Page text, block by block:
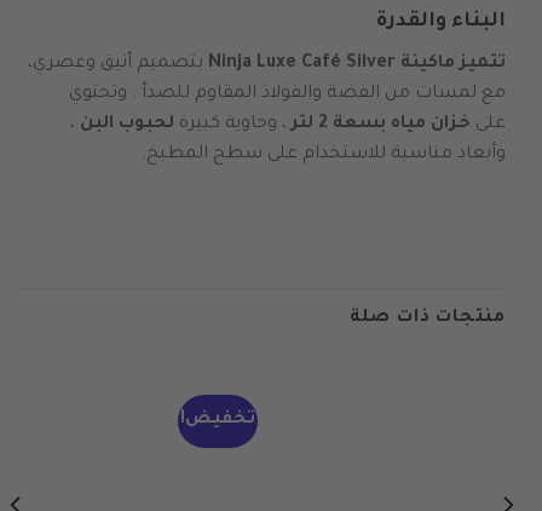
البناء والقدرة
تتميز ماكينة Ninja Luxe Café Silver
بتصميم أنيق وعصري،
مع لمسات من الفضة والفولاذ المقاوم للصدأ . وتحتوي
على خزان مياه بسعة 2 لتر ، وحاوية كبيرة لحبوب البن ،
وأبعاد مناسبة للاستخدام على سطح المطبخ.
منتجات ذات صلة
تخفيض!